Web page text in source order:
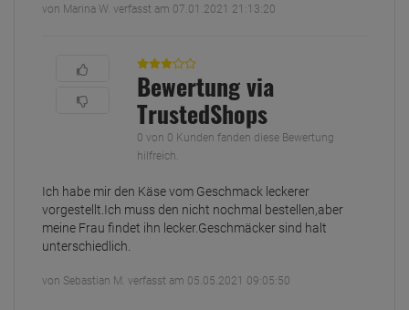
von Marina W. verfasst am 07.01.2021 21:13:20
Bewertung via
TrustedShops
0 von 0 Kunden fanden diese Bewertung
hilfreich.
Ich habe mir den Käse vom Geschmack leckerer
vorgestellt.Ich muss den nicht nochmal bestellen,aber
meine Frau findet ihn lecker.Geschmäcker sind halt
unterschiedlich.
von Sebastian M. verfasst am 05.05.2021 09:05:50